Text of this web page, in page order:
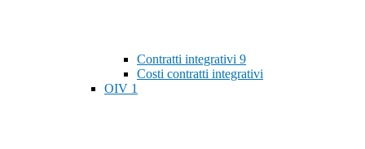
Contratti integrativi 9
Costi contratti integrativi
OIV 1